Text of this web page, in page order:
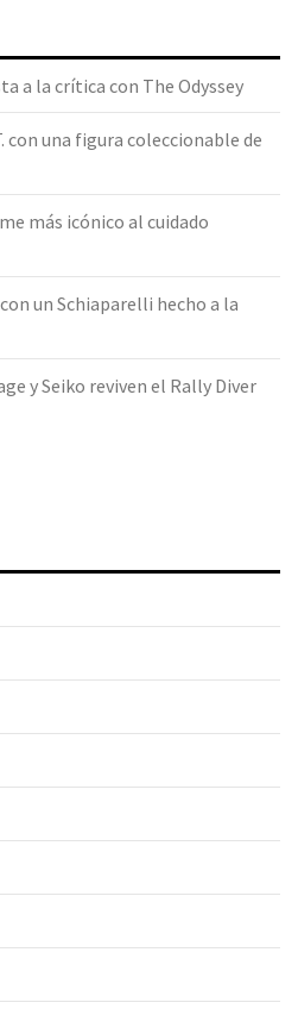
a la crítica con The Odyssey
con una figura coleccionable de
más icónico al cuidado
un Schiaparelli hecho a la
y Seiko reviven el Rally Diver